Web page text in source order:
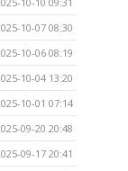
10-07 08:30
10-06 08:19
10-04 13:20
10-01 07:14
09-20 20:48
09-17 20:41